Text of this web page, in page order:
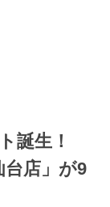
誕生！
台店」が9